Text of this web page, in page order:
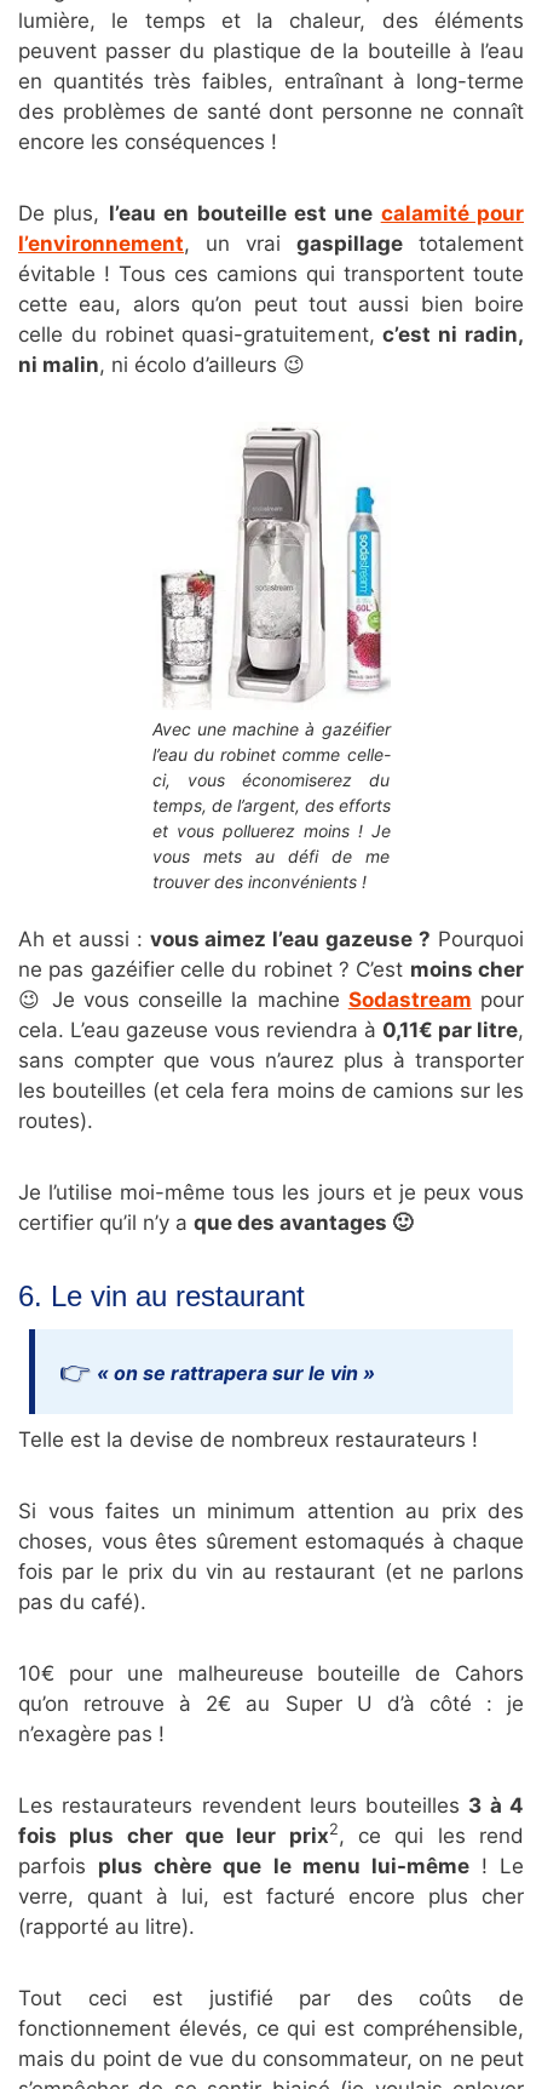
lumière, le temps et la chaleur, des éléments
peuvent passer du plastique de la bouteille à l’eau
en quantités très faibles, entraînant à long-terme
des problèmes de santé dont personne ne connaît
encore les conséquences !
De plus, l’eau en bouteille est une calamité pour
l’environnement, un vrai gaspillage totalement
évitable ! Tous ces camions qui transportent toute
cette eau, alors qu’on peut tout aussi bien boire
celle du robinet quasi-gratuitement,c’est ni radin,
ni malin, ni écolo d’ailleurs 😉
Avec une machine à gazéifier
l’eau du robinet comme celle-
ci, vous économiserez du
temps, de l’argent, des efforts
et vous polluerez moins ! Je
vous mets au défi de me
trouver des inconvénients !
Ah et aussi : vous aimez l’eau gazeuse ? Pourquoi
ne pas gazéifier celle du robinet ? C’est moins cher
😉 Je vous conseille la machine Sodastream pour
cela. L’eau gazeuse vous reviendra à 0,11€ par litre,
sans compter que vous n’aurez plus à transporter
les bouteilles (et cela fera moins de camions sur les
routes).
Je l’utilise moi-même tous les jours et je peux vous
certifier qu’il n’y a que des avantages 🙂
6. Le vin au restaurant
« on se rattrapera sur le vin »
Telle est la devise de nombreux restaurateurs !
Si vous faites un minimum attention au prix des
choses, vous êtes sûrement estomaqués à chaque
fois par le prix du vin au restaurant (et ne parlons
pas du café).
10€ pour une malheureuse bouteille de Cahors
qu’on retrouve à 2€ au Super U d’à côté : je
n’exagère pas !
Les restaurateurs revendent leurs bouteilles 3 à 4
fois plus cher que leur prix2, ce qui les rend
parfois plus chère que le menu lui-même! Le
verre, quant à lui, est facturé encore plus cher
(rapporté au litre).
Tout ceci est justifié par des coûts de
fonctionnement élevés, ce qui est compréhensible,
mais du point de vue du consommateur, on ne peut